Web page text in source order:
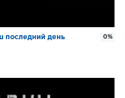
последний день 0%